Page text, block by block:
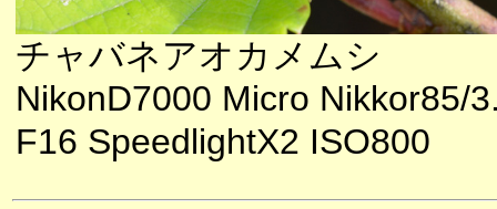
チャバネアオカメムシ
NikonD7000 Micro Nikkor85/
F16 SpeedlightX2 ISO800